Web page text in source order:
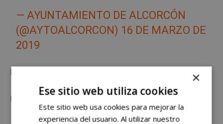
— AYUNTAMIENTO DE ALCORCÓN
(@AYTOALCORCON) 16 DE MARZO DE
2019
Más noticias del
Más noticias de Alcorcón enAlcorcónHoy
×
Ese sitio web utiliza cookies
Este sitio web usa cookies para mejorar la
experiencia del usuario. Al utilizar nuestro